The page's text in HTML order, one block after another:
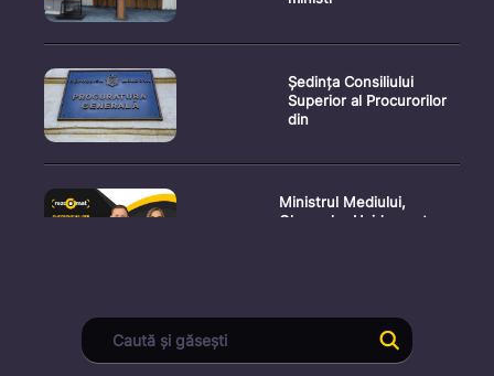
Ședința Consiliului
Superior al Procurorilor
din
Ministrul Mediului,
Gheorghe Hajder, este
Consultări publice privind
proiectul de lege pent